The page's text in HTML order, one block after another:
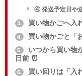
④ 発送予定日や
3. 買い物かごへ入
4. 買い物かごと「
5.
いつから買い物
日前 ⏰
6.
買い回りは「入